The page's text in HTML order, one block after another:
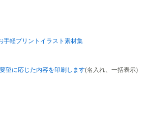
(名入れ、一括表示)